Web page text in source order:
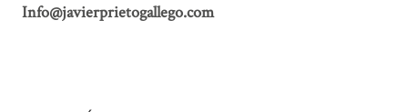
Info@javierprietogallego.com